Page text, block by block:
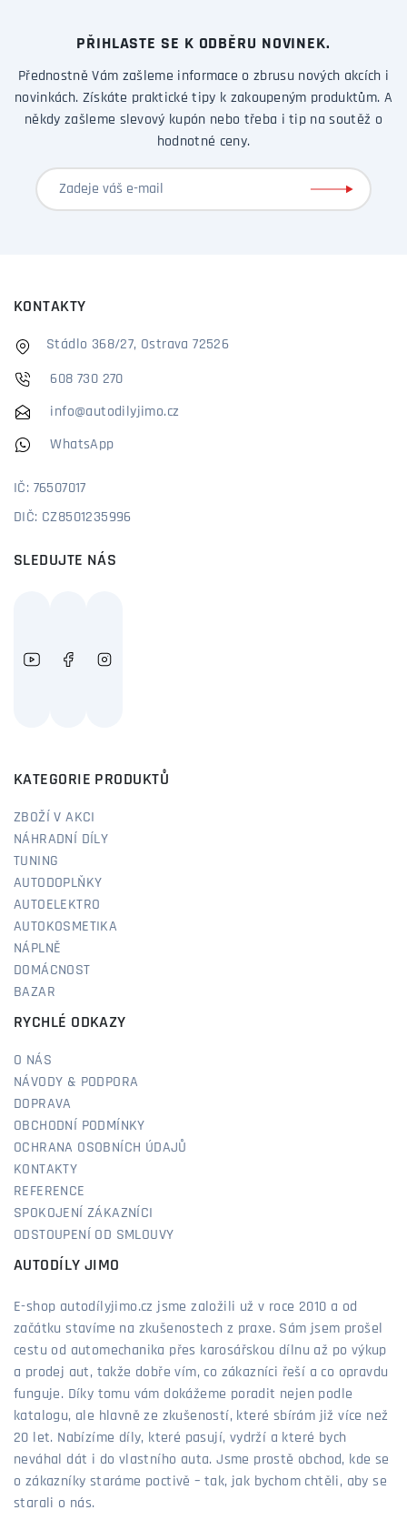
PŘIHLASTE SE K ODBĚRU NOVINEK.
Přednostně Vám zašleme informace o zbrusu nových akcích i
novinkách. Získáte praktické tipy k zakoupeným produktům. A
někdy zašleme slevový kupón nebo třeba i tip na soutěž o
hodnotné ceny.
KONTAKTY
Stádlo 368/27, Ostrava 72526
608 730 270
info@autodilyjimo.cz
WhatsApp
IČ: 76507017
DIČ: CZ8501235996
SLEDUJTE NÁS
KATEGORIE PRODUKTŮ
ZBOŽÍ V AKCI
NÁHRADNÍ DÍLY
TUNING
AUTODOPLŇKY
AUTOELEKTRO
AUTOKOSMETIKA
NÁPLNĚ
DOMÁCNOST
BAZAR
RYCHLÉ ODKAZY
O NÁS
NÁVODY & PODPORA
DOPRAVA
OBCHODNÍ PODMÍNKY
OCHRANA OSOBNÍCH ÚDAJŮ
KONTAKTY
REFERENCE
SPOKOJENÍ ZÁKAZNÍCI
ODSTOUPENÍ OD SMLOUVY
AUTODÍLY JIMO
E-shop autodílyjimo.cz jsme založili už v roce 2010 a od
začátku stavíme na zkušenostech z praxe. Sám jsem prošel
cestu od automechanika přes karosářskou dílnu až po výkup
a prodej aut, takže dobře vím, co zákazníci řeší a co opravdu
funguje. Díky tomu vám dokážeme poradit nejen podle
katalogu, ale hlavně ze zkušeností, které sbírám již více než
20 let. Nabízíme díly, které pasují, vydrží a které bych
neváhal dát i do vlastního auta. Jsme prostě obchod, kde se
o zákazníky staráme poctivě – tak, jak bychom chtěli, aby se
starali o nás.